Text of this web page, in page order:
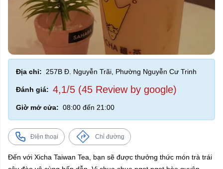
Địa chỉ: 257B Đ. Nguyễn Trãi, Phường Nguyễn Cư Trinh
Đánh giá: 4,1/5 (45 Review by google)
Giờ mở cửa: 08:00 đến 21:00
Điện thoại Chỉ đường
Đến với Xicha Taiwan Tea, bạn sẽ được thưởng thức món trà trái